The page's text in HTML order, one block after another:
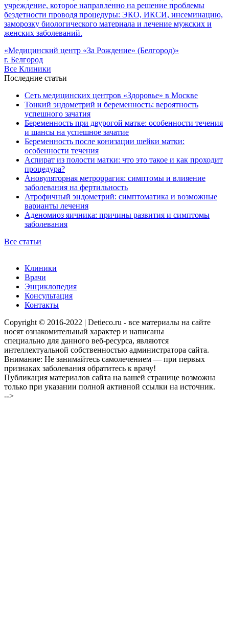
учреждение, которое направленно на решение проблемы
бездетности проводя процедуры: ЭКО, ИКСИ, инсеминацию,
заморозку биологического материала и лечение мужских и
женских заболеваний.
«Медицинский центр «За Рождение» (Белгород)»
г. Белгород
Все Клиники
Последние статьи
Сеть медицинских центров «Здоровье» в Москве
Тонкий эндометрий и беременность: вероятность
успешного зачатия
Беременность при двурогой матке: особенности течения
и шансы на успешное зачатие
Беременность после конизации шейки матки:
особенности течения
Аспират из полости матки: что это такое и как проходит
процедура?
Ановуляторная метроррагия: симптомы и влияение
заболевания на фертильность
Атрофичный эндометрий: симптоматика и возможные
варианты лечения
Аденомиоз яичника: причины развития и симптомы
заболевания
Все статьи
Клиники
Врачи
Энциклопедия
Консультация
Контакты
Copyright © 2016-2022 | Detieco.ru - все материалы на сайте
носят ознакомительный характер и написаны
специально для данного веб-ресурса, являются
интеллектуальной собственностью администратора сайта.
Внимание: Не занимайтесь самолечением — при первых
признаках заболевания обратитесь к врачу!
Публикация материалов сайта на вашей странице возможна
только при указании полной активной ссылки на источник.
-->